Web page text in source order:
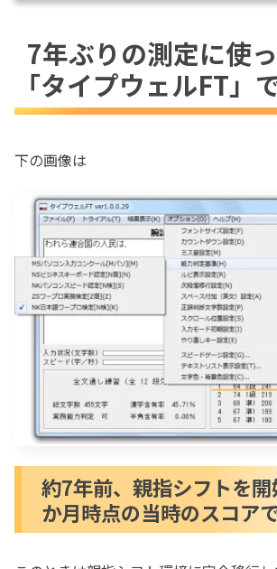
FT」です。
約7年前、親指シフトを開始
点の当時のスコアです。
向上していました。
今の親指シフトの速度は7年
入力の速度とほぼ同じ
伝えたいことのイメー
ットまでのプロセスを「
則」で捉えてみる
自分にはそのロー
ーをアルファベッ
し親指シフトのよ
とが出来ない
このようにあれこれ
「入力方式」とい
ュタルト崩壊してき
7年ぶりの測定に使
「タイプウェルFT」で
下の画像は
約7年前、親指シフトを
か月時点の当時のスコアで